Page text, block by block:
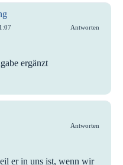
Antworten
ergänzt
Antworten
er in uns ist, wenn wir